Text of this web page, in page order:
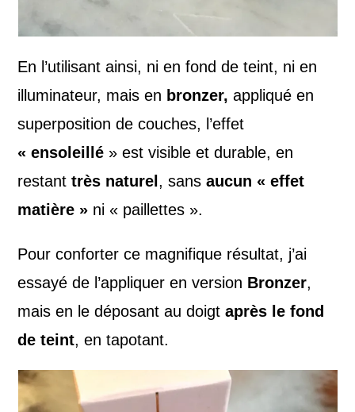
En l’utilisant ainsi, ni en fond de teint, ni en
illuminateur, mais en bronzer, appliqué en
superposition de couches, l’effet
« ensoleillé » est visible et durable, en
restanttrès naturel, sansaucun « effet
matière » ni « paillettes ».
Pour conforter ce magnifique résultat, j’ai
essayé de l’appliquer en version Bronzer,
mais en le déposant au doigtaprès le fond
de teint, en tapotant.